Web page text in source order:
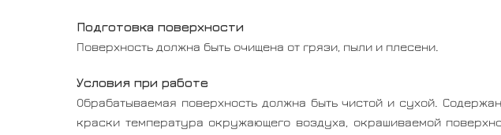
Подготовка поверхности
Поверхность должна быть очищена от грязи, пыли и плесени.
Условия при работе
Обрабатываемая поверхность должна быть чистой и сухой.
краски температура окружающего воздуха, окрашиваемой